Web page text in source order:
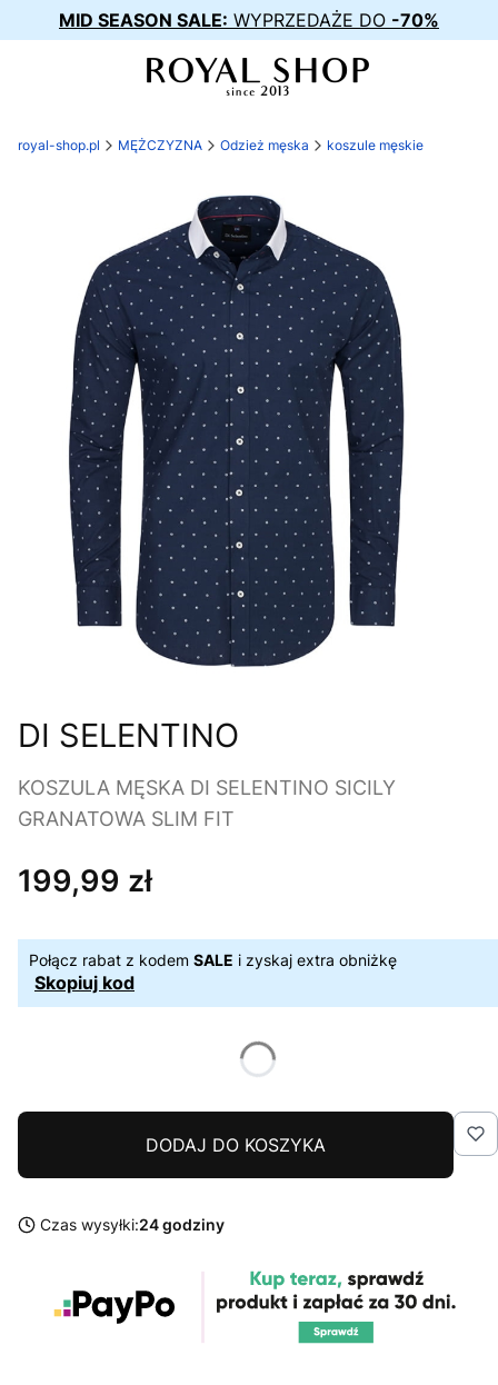
MID SEASON SALE: WYPRZEDAŻE DO -70%
royal-shop.pl MĘŻCZYZNA Odzież męska koszule męskie
DI SELENTINO
KOSZULA MĘSKA DI SELENTINO SICILY
GRANATOWA SLIM FIT
Cena
199,99 zł
Połącz rabat z kodem SALE i zyskaj extra obniżkę
Skopiuj kod
DODAJ DO KOSZYKA
Czas wysyłki:24 godziny